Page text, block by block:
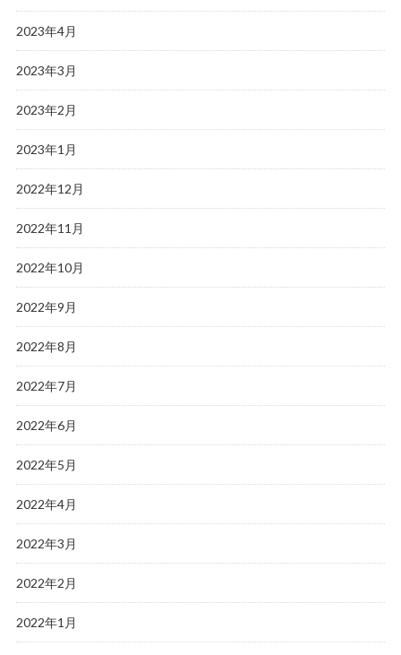
2023年4月
2023年3月
2023年2月
2023年1月
2022年12月
2022年11月
2022年10月
2022年9月
2022年8月
2022年7月
2022年6月
2022年5月
2022年4月
2022年3月
2022年2月
2022年1月